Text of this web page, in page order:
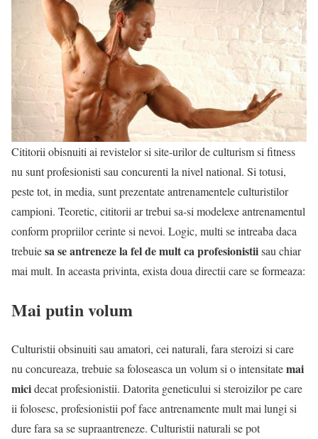
Cititorii obisnuiti ai revistelor si site-urilor de culturism si fitness
nu sunt profesionisti sau concurenti la nivel national. Si totusi,
peste tot, in media, sunt prezentate antrenamentele culturistilor
campioni. Teoretic, cititorii ar trebui sa-si modelexe antrenamentul
conform propriilor cerinte si nevoi. Logic, multi se intreaba daca
trebuiesa se antreneze la fel de mult ca profesionistiisau chiar
mai mult. In aceasta privinta, exista doua directii care se formeaza:
Mai putin volum
Culturistii obsinuiti sau amatori, cei naturali, fara steroizi si care
nu concureaza, trebuie sa foloseasca un volum si o intensitatemai
micidecat profesionistii. Datorita geneticului si steroizilor pe care
ii folosesc, profesionistii pof face antrenamente mult mai lungi si
dure fara sa se supraantreneze. Culturistii naturali se pot